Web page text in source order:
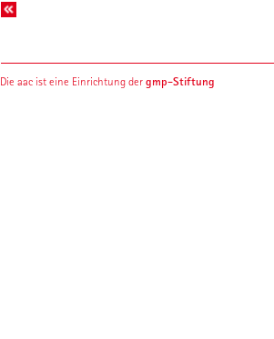
Die aac ist eine Einrichtung dergmp-Stiftung